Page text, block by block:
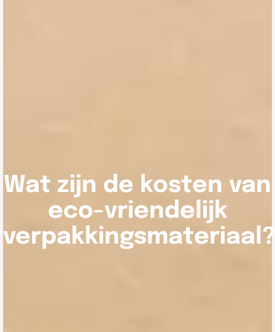
Wat zijn de kosten van
eco-vriendelijk
verpakkingsmateriaal?